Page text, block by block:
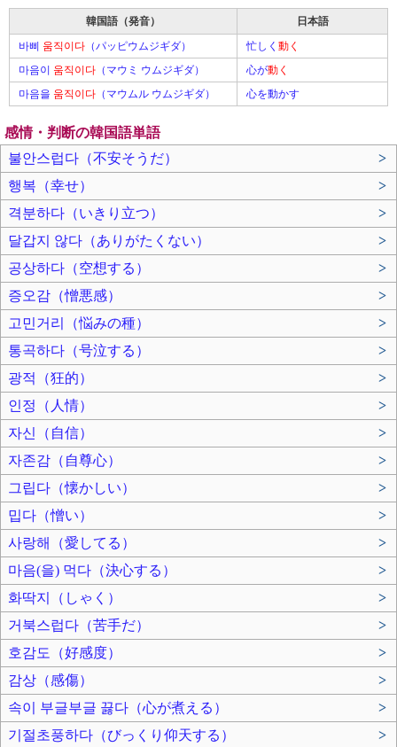
韓国語（発音）
日本語
바삐 움직이다 （パッピウムジギダ） 忙しく 動く
마음이 움직이다 （マウミ ウムジギダ） 心が動く
마음을 움직이다 （マウムル ウムジギダ） 心を動かす
感情・判断の韓国語単語
불안스럽다（不安そうだ）
>
행복（幸せ）
>
격분하다（いきり立つ）
>
달갑지 않다（ありがたくない）
>
공상하다（空想する）
>
증오감（憎悪感）
>
고민거리（悩みの種）
>
통곡하다（号泣する）
>
광적（狂的）
>
인정（人情）
>
자신（自信）
>
자존감（自尊心）
>
그립다（懐かしい）
>
밉다（憎い）
>
사랑해（愛してる）
>
마음(을) 먹다（決心する）
>
화딱지（しゃく）
>
거북스럽다（苦手だ）
>
호감도（好感度）
>
감상（感傷）
>
속이 부글부글 끓다（心が煮える）
>
기절초풍하다（びっくり仰天する）
>